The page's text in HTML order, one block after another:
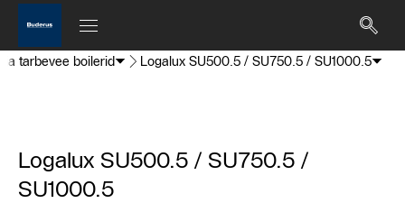
tarbevee boilerid Logalux SU500.5 / SU750.5 / SU1000.5
Logalux SU500.5 / SU750.5 /
SU1000.5